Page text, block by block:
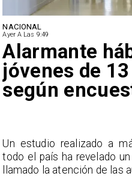
NACIONAL
Ayer A Las 9:49
Alarmante
jóvenes de
según
Un estudio realizado a
todo el país ha revelado
llamado la atención de las